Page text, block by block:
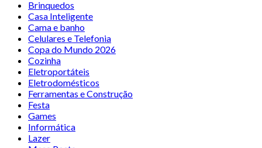
Brinquedos
Casa Inteligente
Cama e banho
Celulares e Telefonia
Copa do Mundo 2026
Cozinha
Eletroportáteis
Eletrodomésticos
Ferramentas e Construção
Festa
Games
Informática
Lazer